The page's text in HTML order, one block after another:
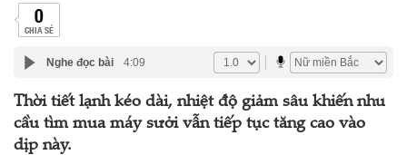
0
CHIA SẺ
Nghe đọc bài 4:09
Thời tiết lạnh kéo dài, nhiệt độ giảm sâu khiến nhu
cầu tìm mua máy sưởi vẫn tiếp tục tăng cao vào
dịp này.